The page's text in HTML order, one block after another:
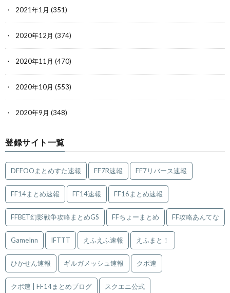
2021年1月 (351)
2020年12月 (374)
2020年11月 (470)
2020年10月 (553)
2020年9月 (348)
登録サイト一覧
DFFOOまとめすた速報 FF7R速報 FF7リバース速報
FF14まとめ速報 FF14速報 FF16まとめ速報
FFBET幻影戦争攻略まとめGS FFちょーまとめ FF攻略あんてな
GameInn IFTTT えふえふ速報 えふまと！
ひかせん速報 ギルガメッシュ速報 クポ速
クポ速 | FF14まとめブログ スクエニ公式